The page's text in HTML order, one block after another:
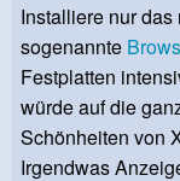
Installiere nur
sogenannte
Festplatten
würde auf die
Schönheiten von
Irgendwas